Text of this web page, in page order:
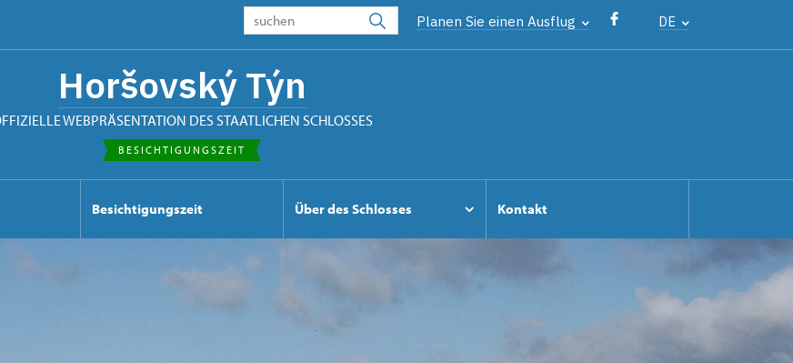
Planen Sie einen Ausflug DE
Horšovský Týn
OFFIZIELLE WEBPRÄSENTATION DES STAATLICHEN SCHLOSSES
BESICHTIGUNGSZEIT
Besichtigungszeit Über des Schlosses Kontakt